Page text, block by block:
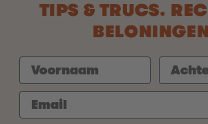
TIPS & TRUCS.